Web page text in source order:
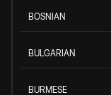
BOSNIAN
BULGARIAN
BURMESE